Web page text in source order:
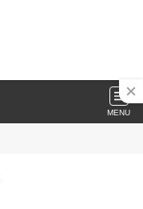
MENU